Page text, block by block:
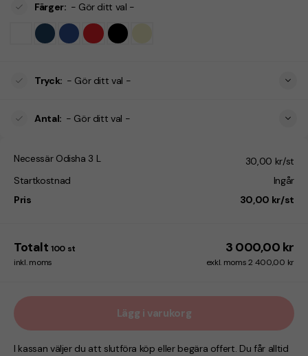
Färger: - Gör ditt val -
Tryck: - Gör ditt val -
Antal: - Gör ditt val -
Necessär Odisha 3 L
30,00 kr/st
Startkostnad
Ingår
Pris
30,00 kr/st
Totalt 100 st 3 000,00 kr
inkl. moms exkl. moms 2 400,00 kr
Lägg i varukorg
I kassan väljer du att slutföra köp eller begära offert. Du får alltid